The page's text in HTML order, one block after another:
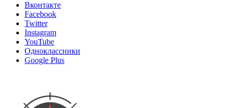
Вконтакте
Facebook
Twitter
Instagram
YouTube
Одноклассники
Google Plus